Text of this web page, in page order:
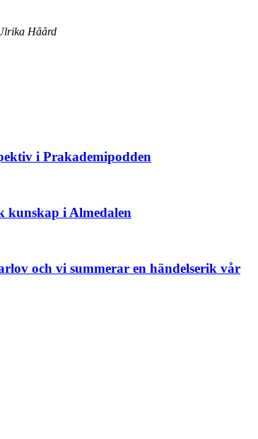
Håård
i Prakademipodden
kunskap i Almedalen
och vi summerar en händelserik vår